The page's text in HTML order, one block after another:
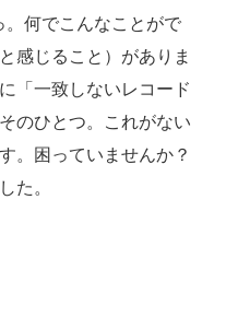
。何でこんなことがで
感じること）がありま
「一致しないレコード
のひとつ。これがない
。困っていませんか？
た。